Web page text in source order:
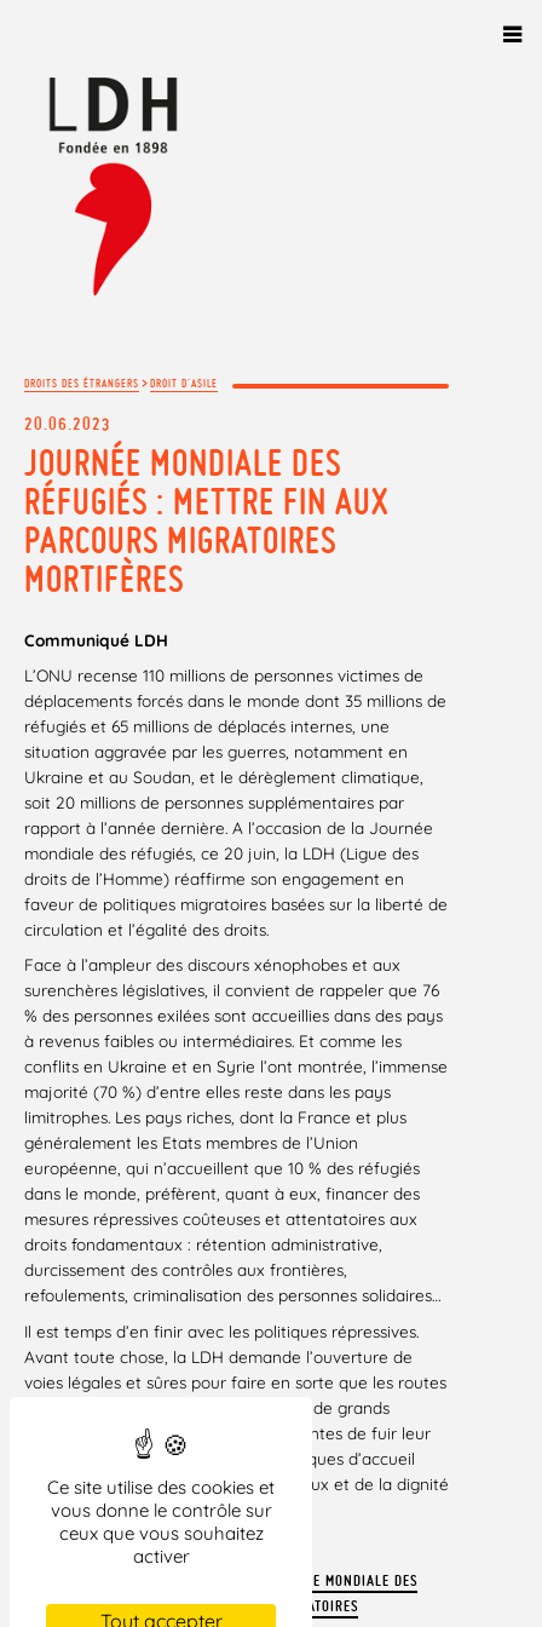
Ce site utilise des cookies et
vous donne le contrôle sur
ceux que vous souhaitez
activer
Tout accepter
DROITS DES ÉTRANGERS >DROIT D'ASILE
20.06.2023
JOURNÉE MONDIALE DES
RÉFUGIÉS : METTRE FIN AUX
PARCOURS MIGRATOIRES
MORTIFÈRES
Communiqué LDH
L’ONU recense 110 millions de personnes victimes de
déplacements forcés dans le monde dont 35 millions de
réfugiés et 65 millions de déplacés internes, une
situation aggravée par les guerres, notamment en
Ukraine et au Soudan, et le dérèglement climatique,
soit 20 millions de personnes supplémentaires par
rapport à l’année dernière. A l’occasion de la Journée
mondiale des réfugiés, ce 20 juin, la LDH (Ligue des
droits de l’Homme) réaffirme son engagement en
faveur de politiques migratoires basées sur la liberté de
circulation et l’égalité des droits.
Face à l’ampleur des discours xénophobes et aux
surenchères législatives, il convient de rappeler que 76
% des personnes exilées sont accueillies dans des pays
à revenus faibles ou intermédiaires. Et comme les
conflits en Ukraine et en Syrie l’ont montrée, l’immense
majorité (70 %) d’entre elles reste dans les pays
limitrophes. Les pays riches, dont la France et plus
généralement les Etats membres de l’Union
européenne, qui n’accueillent que 10 % des réfugiés
dans le monde, préfèrent, quant à eux, financer des
mesures répressives coûteuses et attentatoires aux
droits fondamentaux : rétention administrative,
durcissement des contrôles aux frontières,
refoulements, criminalisation des personnes solidaires…
Il est temps d’en finir avec les politiques répressives.
Avant toute chose, la LDH demande l’ouverture de
voies légales et sûres pour faire en sorte que les routes
maritimes et terrestres ne soient plus de grands
cimetières pour les personnes contraintes de fuir leur
pays. Elle appelle à adopter des politiques d’accueil
respectueuses des droits fondamentaux et de la dignité
des personnes.
Paris, le 20 juin 2023
TÉLÉCHARGER LE COMMUNIQUÉ LDH « JOURNÉE MONDIALE DES
RÉFUGIÉS : METTRE FIN AUX PARCOURS MIGRATOIRES